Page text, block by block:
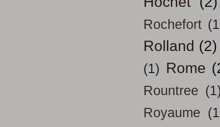
Rochefort
Rolland (2)
(1) Rome
Rountree
Royaume